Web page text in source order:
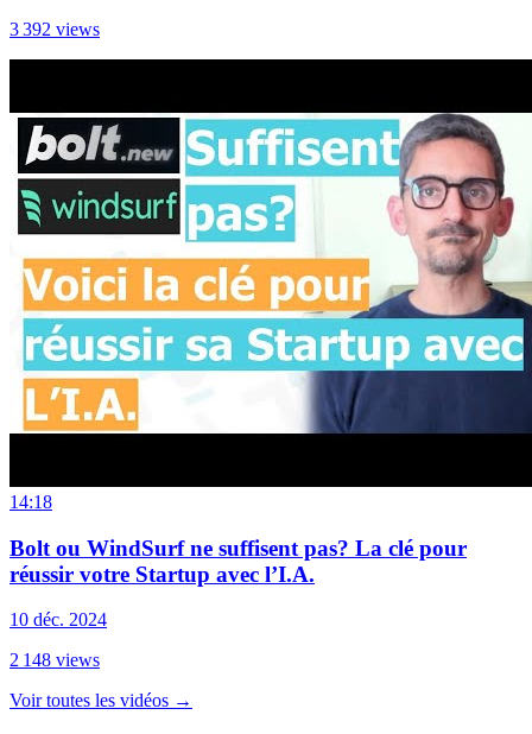
3 392 views
14:18
Bolt ou WindSurf ne suffisent pas? La clé pour
réussir votre Startup avec l’I.A.
10 déc. 2024
2 148 views
Voir toutes les vidéos →